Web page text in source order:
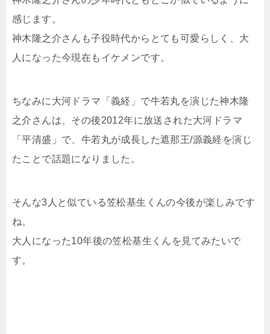
感じます。
神木隆之介さんも子役時代からとても可愛らしく、大
人になった今現在もイケメンです。
ちなみに大河ドラマ「義経」で牛若丸を演じた神木隆
之介さんは、その後2012年に放送された大河ドラマ
「平清盛」で、牛若丸が成長した遮那王/源義経を演じ
たことで話題になりました。
そんな3人と似ている笠松基生くんの今後が楽しみです
ね。
大人になった10年後の笠松基生くんを見てみたいで
す。